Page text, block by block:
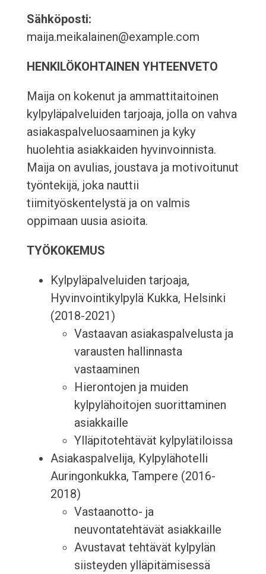
Sähköposti:
maija.meikalainen@example.com
HENKILÖKOHTAINEN YHTEENVETO
Maija on kokenut ja ammattitaitoinen
kylpyläpalveluiden tarjoaja, jolla on vahva
asiakaspalveluosaaminen ja kyky
huolehtia asiakkaiden hyvinvoinnista.
Maija on avulias, joustava ja motivoitunut
työntekijä, joka nauttii
tiimityöskentelystä ja on valmis
oppimaan uusia asioita.
TYÖKOKEMUS
Kylpyläpalveluiden tarjoaja,
Hyvinvointikylpylä Kukka, Helsinki
(2018-2021)
Vastaavan asiakaspalvelusta ja
varausten hallinnasta
vastaaminen
Hierontojen ja muiden
kylpylähoitojen suorittaminen
asiakkaille
Ylläpitotehtävät kylpylätiloissa
Asiakaspalvelija, Kylpylähotelli
Auringonkukka, Tampere (2016-
2018)
Vastaanotto- ja
neuvontatehtävät asiakkaille
Avustavat tehtävät kylpylän
siisteyden ylläpitämisessä